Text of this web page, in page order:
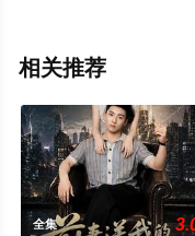
相关推荐
全集